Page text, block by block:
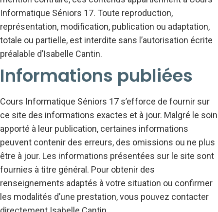
Informatique Séniors 17. Toute reproduction,
représentation, modification, publication ou adaptation,
totale ou partielle, est interdite sans l’autorisation écrite
préalable d’Isabelle Cantin.
Informations publiées
Cours Informatique Séniors 17 s’efforce de fournir sur
ce site des informations exactes et à jour. Malgré le soin
apporté à leur publication, certaines informations
peuvent contenir des erreurs, des omissions ou ne plus
être à jour. Les informations présentées sur le site sont
fournies à titre général. Pour obtenir des
renseignements adaptés à votre situation ou confirmer
les modalités d’une prestation, vous pouvez contacter